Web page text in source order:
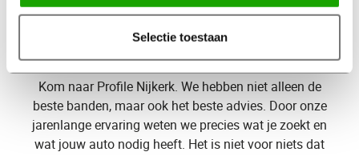
Selectie toestaan
Kom naar Profile Nijkerk. We hebben niet alleen de
beste banden, maar ook het beste advies. Door onze
jarenlange ervaring weten we precies wat je zoekt en
wat jouw auto nodig heeft. Het is niet voor niets dat